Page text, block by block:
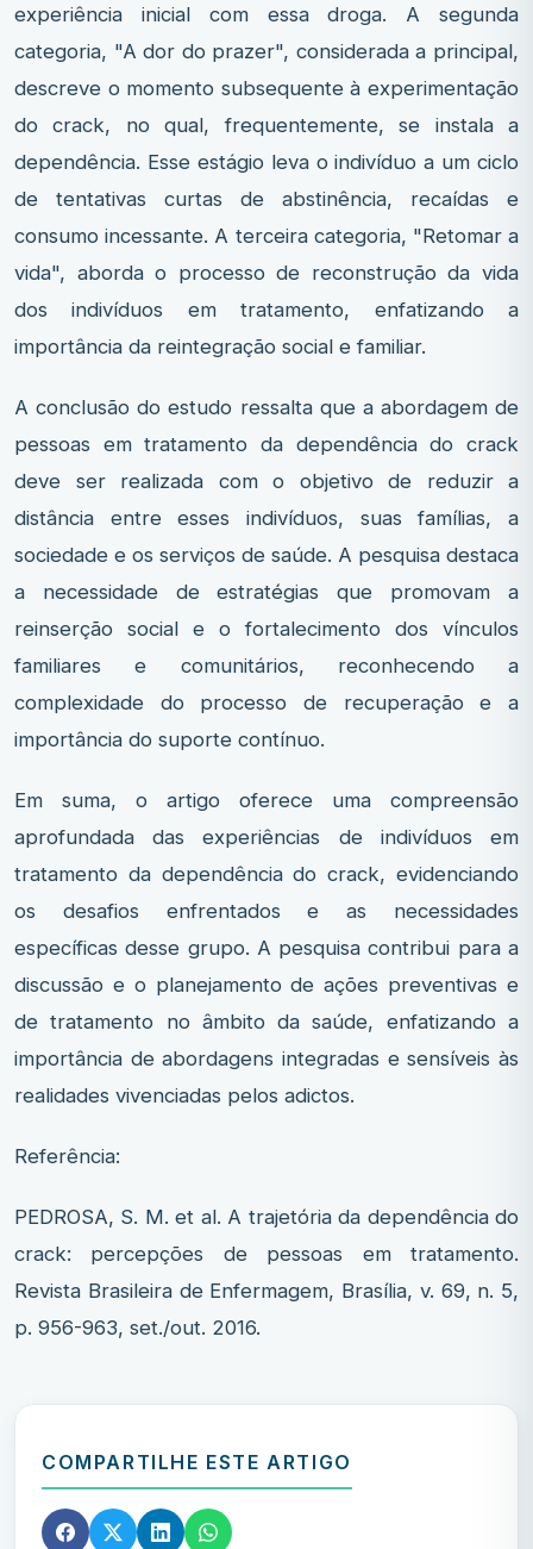
experiência inicial com essa droga. A segunda
categoria, "A dor do prazer", considerada a principal,
descreve o momento subsequente à experimentação
do crack, no qual, frequentemente, se instala a
dependência. Esse estágio leva o indivíduo a um ciclo
de tentativas curtas de abstinência, recaídas e
consumo incessante. A terceira categoria, "Retomar a
vida", aborda o processo de reconstrução da vida
dos indivíduos em tratamento, enfatizando a
importância da reintegração social e familiar.
A conclusão do estudo ressalta que a abordagem de
pessoas em tratamento da dependência do crack
deve ser realizada com o objetivo de reduzir a
distância entre esses indivíduos, suas famílias, a
sociedade e os serviços de saúde. A pesquisa destaca
a necessidade de estratégias que promovam a
reinserção social e o fortalecimento dos vínculos
familiares e comunitários, reconhecendo a
complexidade do processo de recuperação e a
importância do suporte contínuo.
Em suma, o artigo oferece uma compreensão
aprofundada das experiências de indivíduos em
tratamento da dependência do crack, evidenciando
os desafios enfrentados e as necessidades
específicas desse grupo. A pesquisa contribui para a
discussão e o planejamento de ações preventivas e
de tratamento no âmbito da saúde, enfatizando a
importância de abordagens integradas e sensíveis às
realidades vivenciadas pelos adictos.
Referência:
PEDROSA, S. M. et al. A trajetória da dependência do
crack: percepções de pessoas em tratamento.
Revista Brasileira de Enfermagem, Brasília, v. 69, n. 5,
p. 956-963, set./out. 2016.
COMPARTILHE ESTE ARTIGO